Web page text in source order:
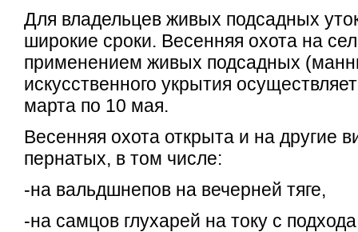
Для владельцев живых подсадных
широкие сроки. Весенняя охота на
применением живых подсадных
искусственного укрытия
марта по 10 мая.
Весенняя охота открыта и на другие
пернатых, в том числе:
-на вальдшнепов на вечерней тяге,
-на самцов глухарей на току с